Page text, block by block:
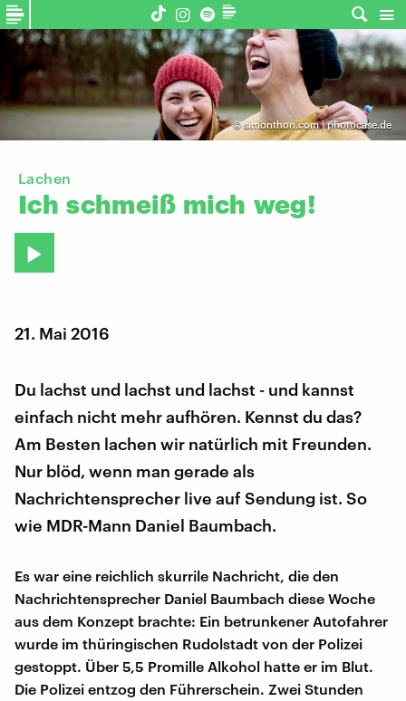
©simonthon.com | photocase.de
Lachen
Ich schmeiß mich weg!
21. Mai 2016
Du lachst und lachst und lachst - und kannst
einfach nicht mehr aufhören. Kennst du das?
Am Besten lachen wir natürlich mit Freunden.
Nur blöd, wenn man gerade als
Nachrichtensprecher live auf Sendung ist. So
wie MDR-Mann Daniel Baumbach.
Es war eine reichlich skurrile Nachricht, die den
Nachrichtensprecher Daniel Baumbach diese Woche
aus dem Konzept brachte: Ein betrunkener Autofahrer
wurde im thüringischen Rudolstadt von der Polizei
gestoppt. Über 5,5 Promille Alkohol hatte er im Blut.
Die Polizei entzog den Führerschein. Zwei Stunden